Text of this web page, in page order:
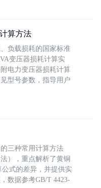
算方法
负载损耗的国家标准
变压器损耗计算实
电力变压器损耗计算
型号参数，指导用户
三种常用计算方法
），重点解析了黄铜
公式的差异，并提供实
数据参考GB/T 4423-